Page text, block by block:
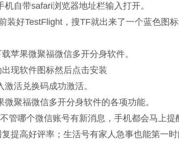
自带safari浏览器地址栏输入打开。
装好TestFlight，搜TF就出来了一个蓝色图
苹果微聚福微信多开分身软件。
现软件图标然后点击安装
活兑换码成功激活。
聚福微信多开分身软件的各项功能。
管哪个微信账号有新消息，手机都会马上提
提高好评率；生活号有家人急事也能第一时